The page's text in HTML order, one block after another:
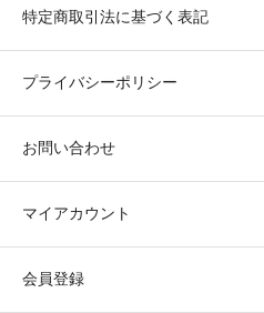
特定商取引法に基づく表記
プライバシーポリシー
お問い合わせ
マイアカウント
会員登録